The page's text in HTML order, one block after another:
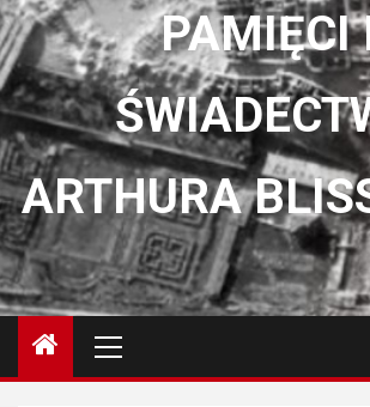
PAMIĘCI
ARTHURA
główne